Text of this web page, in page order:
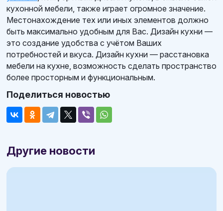
кухонной мебели, также играет огромное значение.
Местонахождение тех или иных элементов должно
быть максимально удобным для Вас. Дизайн кухни —
это создание удобства с учётом Ваших
потребностей и вкуса. Дизайн кухни — расстановка
мебели на кухне, возможность сделать пространство
более просторным и функциональным.
Поделиться новостью
Другие новости